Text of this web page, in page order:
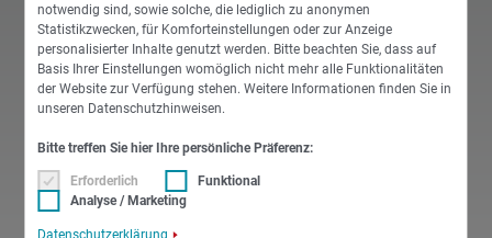
notwendig sind, sowie solche, die lediglich zu anonymen
Statistikzwecken, für Komforteinstellungen oder zur Anzeige
personalisierter Inhalte genutzt werden. Bitte beachten Sie, dass auf
Basis Ihrer Einstellungen womöglich nicht mehr alle Funktionalitäten
der Website zur Verfügung stehen. Weitere Informationen finden Sie in
unseren Datenschutzhinweisen.
Bitte treffen Sie hier Ihre persönliche Präferenz:
Erforderlich
Funktional
Analyse / Marketing
Datenschutzerklärung
PDF
10 Programmierkurs - ABC SL
HERUNTERLADEN